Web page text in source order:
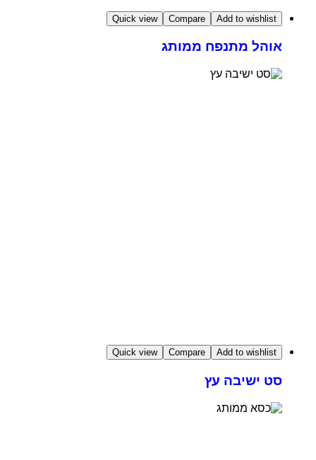
Add to wishlist
Compare
Quick view
אוהל מתנפח ממותג
Add to wishlist
Compare
Quick view
סט ישיבה עץ